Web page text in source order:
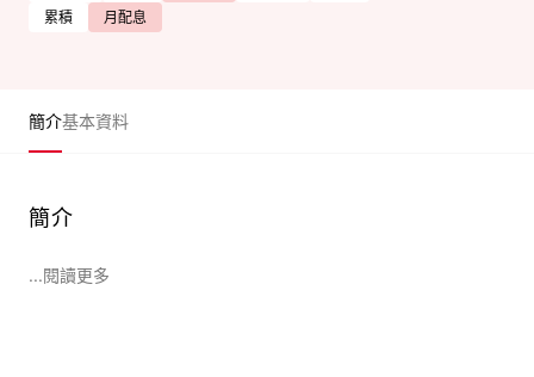
累積
月配息
簡介基本資料
簡介
...閱讀更多